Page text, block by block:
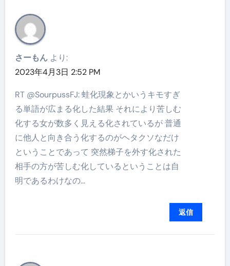
さーもん より:
2023年4月3日 2:52 PM
RT @SourpussFJ: 蛙化現象とかいうキモすぎ
る単語が広まる化した結果 それにより苦しむ
化する女が数多く見える化されているが 普通
に他人と向き合う化するのがヘタクソなだけ
ということであって 突然梯子を外す化された
相手の方が苦しむ化しているということは自
明であるわけなの…
返信